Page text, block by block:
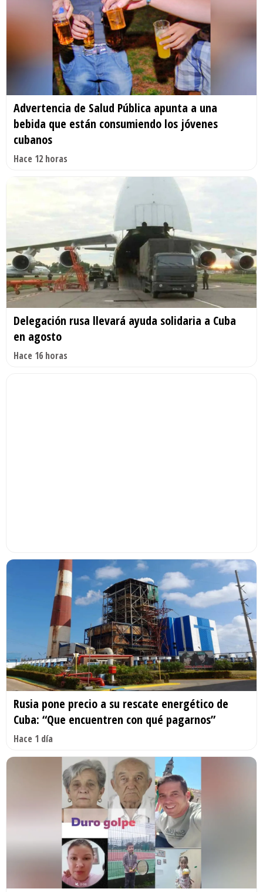
Advertencia de Salud Pública apunta a una
bebida que están consumiendo los jóvenes
cubanos
Hace 12 horas
Delegación rusa llevará ayuda solidaria a Cuba
en agosto
Hace 16 horas
Rusia pone precio a su rescate energético de
Cuba: “Que encuentren con qué pagarnos”
Hace 1 día